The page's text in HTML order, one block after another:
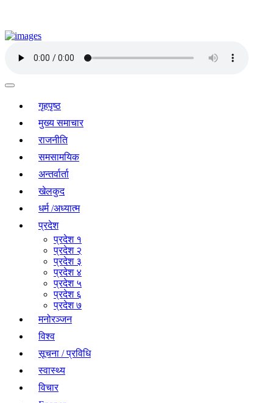
गृहपृष्ठ
मुख्य समाचार
राजनीति
समसामयिक
अन्तर्वार्ता
खेलकुद
धर्म /अध्यात्म
प्रदेश
प्रदेश १
प्रदेश २
प्रदेश ३
प्रदेश ४
प्रदेश ५
प्रदेश ६
प्रदेश ७
मनोरञ्जन
विश्व
सूचना / प्रविधि
स्वास्थ्य
विचार